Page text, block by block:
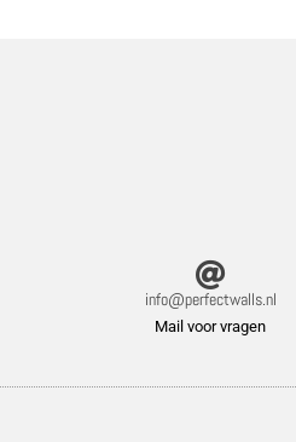
info@perfectwalls.nl
Mail voor vragen